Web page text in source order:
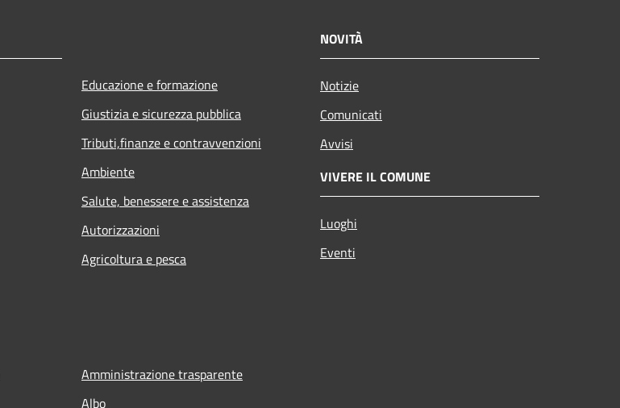
Educazione e formazione
Giustizia e sicurezza pubblica
Tributi,finanze e contravvenzioni
Ambiente
Salute, benessere e assistenza
Autorizzazioni
Agricoltura e pesca
NOVITÀ
Notizie
Comunicati
Avvisi
VIVERE IL COMUNE
Luoghi
Eventi
Amministrazione trasparente
Albo